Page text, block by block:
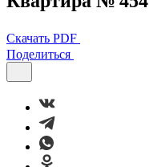
Скачать PDF
Поделиться